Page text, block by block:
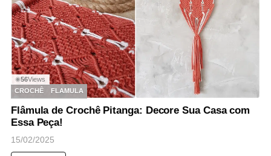
◉56Views
CROCHÊ
FLAMULA
Flâmula de Crochê Pitanga: Decore Sua Casa com
Essa Peça!
15/02/2025